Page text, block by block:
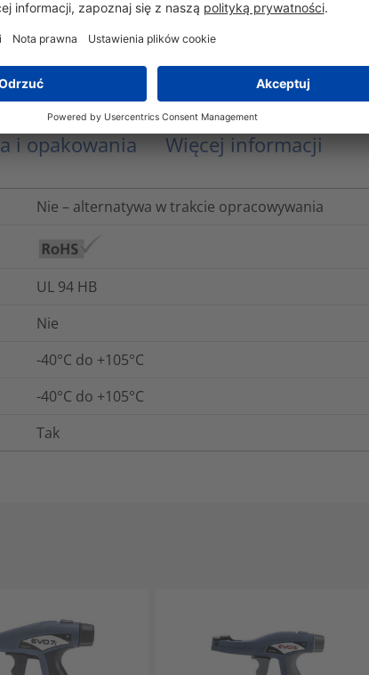
YES
i opakowania Więcej informacji
Nie – alternatywa w trakcie opracowywania
UL 94 HB
Nie
-40°C do +105°C
-40°C do +105°C
Tak